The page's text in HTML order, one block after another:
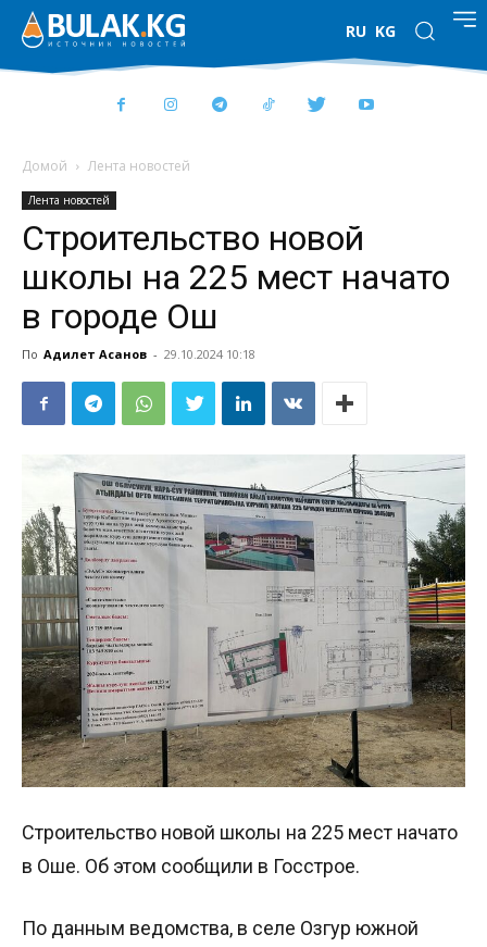
RU KG
Домой Лента новостей
Лента новостей
Строительство новой
школы на 225 мест начато
в городе Ош
По Адилет Асанов - 29.10.2024 10:18
Строительство новой школы на 225 мест начато
в Оше. Об этом сообщили в Госстрое.
По данным ведомства, в селе Озгур южной